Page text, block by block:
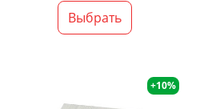
Выбрать
+10%